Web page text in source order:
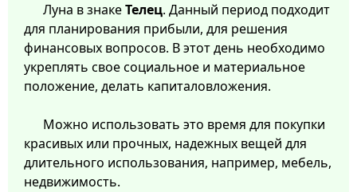
Луна в знакеТелец. Данный период подходит
для планирования прибыли, для решения
финансовых вопросов. В этот день необходимо
укреплять свое социальное и материальное
положение, делать капиталовложения.
Можно использовать это время для покупки
красивых или прочных, надежных вещей для
длительного использования, например, мебель,
недвижимость.